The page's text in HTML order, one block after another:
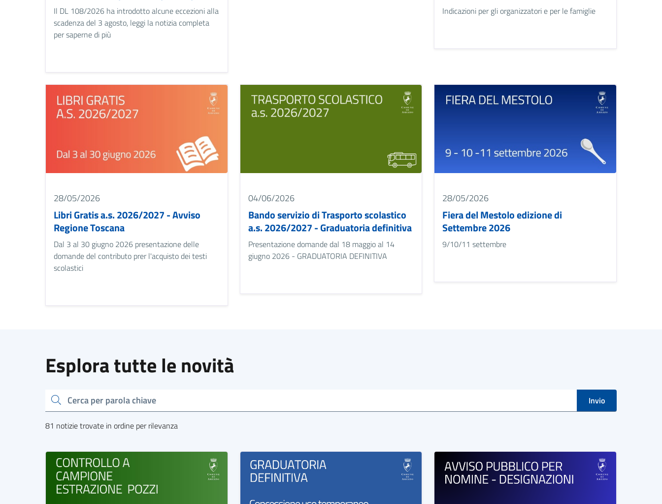
Il DL 108/2026 ha introdotto alcune eccezioni alla
scadenza del 3 agosto, leggi la notizia completa
per saperne di più
Indicazioni per gli organizzatori e per le famiglie
28/05/2026
Libri Gratis a.s. 2026/2027 - Avviso
Regione Toscana
Dal 3 al 30 giugno 2026 presentazione delle
domande del contributo prer l'acquisto dei testi
scolastici
04/06/2026
Bando servizio di Trasporto scolastico
a.s. 2026/2027 - Graduatoria definitiva
Presentazione domande dal 18 maggio al 14
giugno 2026 - GRADUATORIA DEFINITIVA
28/05/2026
Fiera del Mestolo edizione di
Settembre 2026
9/10/11 settembre
Esplora tutte le novità
cerca Invio
81 notizie trovate in ordine per rilevanza